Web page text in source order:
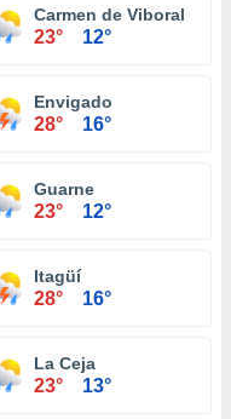
Carmen de Viboral
23° 12°
Envigado
28° 16°
Guarne
23° 12°
Itagüí
28° 16°
La Ceja
23° 13°